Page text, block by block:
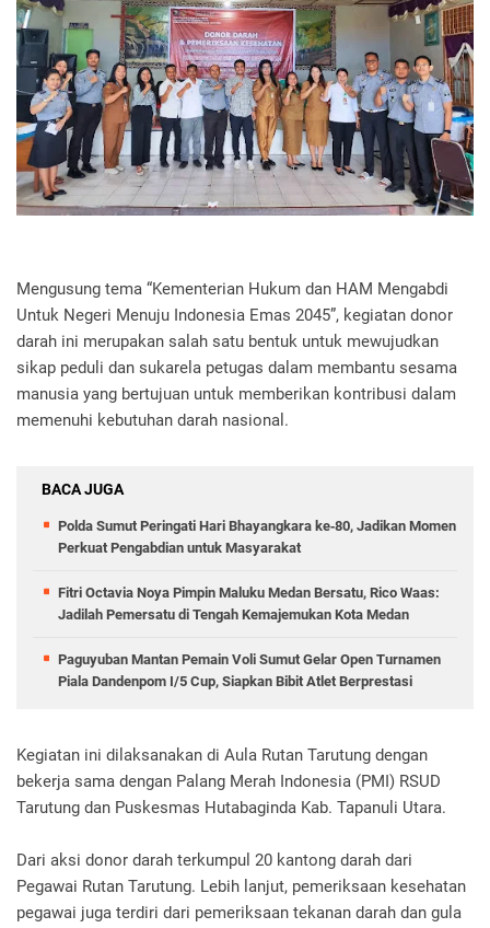
Mengusung tema “Kementerian Hukum dan HAM Mengabdi
Untuk Negeri Menuju Indonesia Emas 2045”, kegiatan donor
darah ini merupakan salah satu bentuk untuk mewujudkan
sikap peduli dan sukarela petugas dalam membantu sesama
manusia yang bertujuan untuk memberikan kontribusi dalam
memenuhi kebutuhan darah nasional.
BACA JUGA
Polda Sumut Peringati Hari Bhayangkara ke‑80, Jadikan Momen
Perkuat Pengabdian untuk Masyarakat
Fitri Octavia Noya Pimpin Maluku Medan Bersatu, Rico Waas:
Jadilah Pemersatu di Tengah Kemajemukan Kota Medan
Paguyuban Mantan Pemain Voli Sumut Gelar Open Turnamen
Piala Dandenpom I/5 Cup, Siapkan Bibit Atlet Berprestasi
Kegiatan ini dilaksanakan di Aula Rutan Tarutung dengan
bekerja sama dengan Palang Merah Indonesia (PMI) RSUD
Tarutung dan Puskesmas Hutabaginda Kab. Tapanuli Utara.
Dari aksi donor darah terkumpul 20 kantong darah dari
Pegawai Rutan Tarutung. Lebih lanjut, pemeriksaan kesehatan
pegawai juga terdiri dari pemeriksaan tekanan darah dan gula